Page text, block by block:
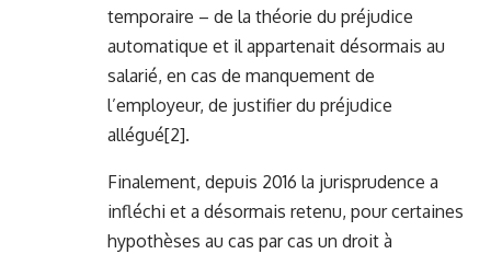
temporaire – de la théorie du préjudice
automatique et il appartenait désormais au
salarié, en cas de manquement de
l’employeur, de justifier du préjudice
allégué[2].
Finalement, depuis 2016 la jurisprudence a
infléchi et a désormais retenu, pour certaines
hypothèses au cas par cas un droit à